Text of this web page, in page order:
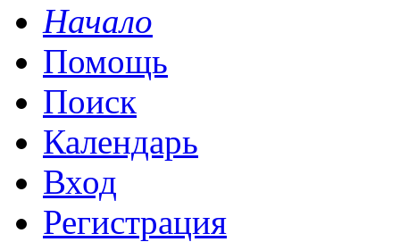
Начало
Помощь
Поиск
Календарь
Вход
Регистрация